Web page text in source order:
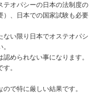
テオパシーの日本の法制度の
、日本での国家試験も必要
い限り日本でオステオパシ
められない事になります。
。
で特に厳しい結果です。